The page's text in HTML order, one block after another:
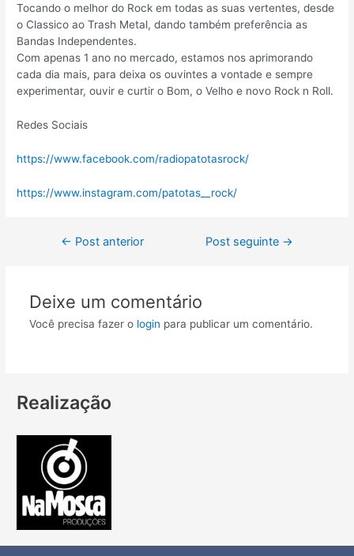
Tocando o melhor do Rock em todas as suas vertentes, desde
o Classico ao Trash Metal, dando também preferência as
Bandas Independentes.
Com apenas 1 ano no mercado, estamos nos aprimorando
cada dia mais, para deixa os ouvintes a vontade e sempre
experimentar, ouvir e curtir o Bom, o Velho e novo Rock n Roll.
Redes Sociais
https://www.facebook.com/radiopatotasrock/
https://www.instagram.com/patotas__rock/
← Post anterior Post seguinte →
Deixe um comentário
Você precisa fazer o login para publicar um comentário.
Realização